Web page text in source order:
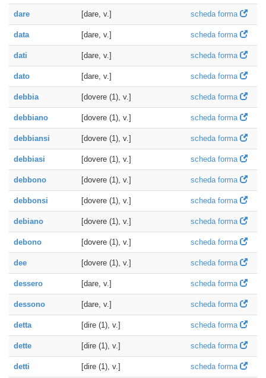
dare [dare, v.] scheda forma
data [dare, v.] scheda forma
dati [dare, v.] scheda forma
dato [dare, v.] scheda forma
debbia [dovere (1), v.] scheda forma
debbiano [dovere (1), v.] scheda forma
debbiansi [dovere (1), v.] scheda forma
debbiasi [dovere (1), v.] scheda forma
debbono [dovere (1), v.] scheda forma
debbonsi [dovere (1), v.] scheda forma
debiano [dovere (1), v.] scheda forma
debono [dovere (1), v.] scheda forma
dee [dovere (1), v.] scheda forma
dessero [dare, v.] scheda forma
dessono [dare, v.] scheda forma
detta [dire (1), v.] scheda forma
dette [dire (1), v.] scheda forma
detti [dire (1), v.] scheda forma